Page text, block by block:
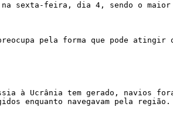
sexta-feira, dia 4, sendo o
pela forma que pode
à Ucrânia tem gerado, navios
enquanto navegavam pela região.